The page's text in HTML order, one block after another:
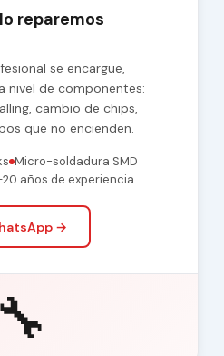
reparemos
se encargue,
nivel de componentes:
cambio de chips,
que no encienden.
Micro-soldadura SMD
años de experiencia
→
🔧